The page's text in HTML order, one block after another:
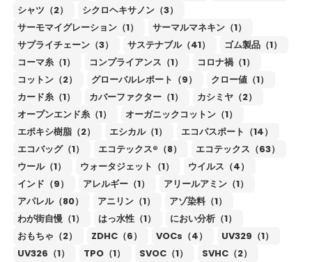
シャツ（2）
シクロヘキサノン（3）
サーモマイグレーション（1）
サーマルマネキン（1）
サプライチェーン（3）
サステナブル（41）
ゴム製品（1）
コーマ糸（1）
コンプライアンス（1）
コロナ禍（1）
コットン（2）
グローバルレポート（9）
クロー値（1）
カード糸（1）
カバーファクター（1）
カシミヤ（2）
オープンエンド糸（1）
オーガニックコットン（1）
エポキシ樹脂（2）
エシカル（1）
エコパスポート（14）
エコバッグ（1）
エコテックス®（8）
エコテックス（63）
ウール（1）
ウォータジェット（1）
ウイルス（4）
インド（9）
アレルギー（1）
アリールアミン（1）
アパレル（80）
アニリン（1）
アゾ染料（1）
わが街自慢（1）
はっ水性（1）
におい分析（1）
おもちゃ（2）
ZDHC（6） VOCs（4）
UV329（1）
UV326（1）
TPO（1） SVOC（1）
SVHC（2）